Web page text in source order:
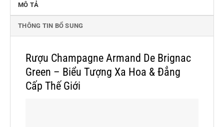
MÔ TẢ
THÔNG TIN BỔ SUNG
Rượu Champagne Armand De Brignac
Green – Biểu Tượng Xa Hoa & Đẳng
Cấp Thế Giới